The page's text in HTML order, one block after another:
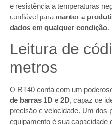
e resistência a temperaturas
confiável para manter a
dados em qualquer condição.
Leitura de
metros
O RT40 conta com um
de barras 1D e 2D, capaz de
precisão e velocidade. Um dos
equipamento é sua